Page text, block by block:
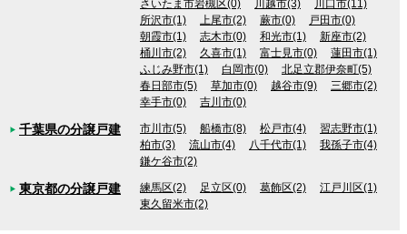
さいたま市岩槻区(0)
川越市(3)
川口市(11)
所沢市(1)
上尾市(2) 蕨市(0)
戸田市(0)
朝霞市(1)
志木市(0) 和光市(1)
新座市(2)
桶川市(2)
久喜市(1) 富士見市(0)
蓮田市(1)
ふじみ野市(1)
白岡市(0)
北足立郡伊奈町(5)
春日部市(5)
草加市(0) 越谷市(9)
三郷市(2)
幸手市(0)
吉川市(0)
千葉県の分譲戸建 市川市(5) 船橋市(8) 松戸市(4)
習志野市(1)
柏市(3)
流山市(4) 八千代市(1)
我孫子市(4)
鎌ケ谷市(2)
東京都の分譲戸建 練馬区(2) 足立区(0) 葛飾区(2)
江戸川区(1)
東久留米市(2)